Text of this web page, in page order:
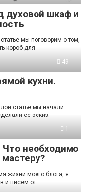
духовой шкаф и
мы поговорим о том,
короб для
49
кухни.
статье мы начали
ее эскиз.
1
Что необходимо
жизни моего блога, я
и писем от